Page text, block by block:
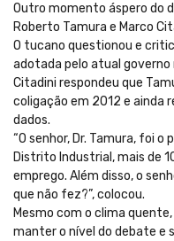
Outro momento áspero do
Roberto Tamura e Marco
O tucano questionou e
adotada pelo atual governo
Citadini respondeu que
coligação em 2012 e ainda
dados.
“O senhor, Dr. Tamura, foi
Distrito Industrial, mais de
emprego. Além disso, o
que não fez?”, colocou.
Mesmo com o clima
manter o nível do debate e